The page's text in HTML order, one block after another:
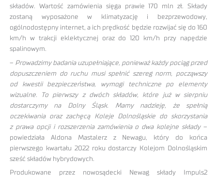
składów. Wartość zamówienia sięga prawie 170 mln zł. Składy
zostaną wyposażone w klimatyzację i bezprzewodowy,
ogólnodostępny internet, a ich prędkość będzie rozwijać się do 160
km/h w trakcji eklektycznej oraz do 120 km/h przy napędzie
spalinowym.
– Prowadzimy badania uzupełniające, ponieważ każdy pociąg przed
dopuszczeniem do ruchu musi spełnić szereg norm, począwszy
od kwestii bezpieczeństwa, wymogi techniczne po elementy
wizualne. To pierwszy z dwóch składów, które już w sierpniu
dostarczymy na Dolny Śląsk. Mamy nadzieję, że spełnią
oczekiwania oraz zachęcą Koleje Dolnośląskie do skorzystania
z prawa opcji i rozszerzenia zamówienia o dwa kolejne składy–
powiedziała Aldona Mastalerz z Newagu, który do końca
pierwszego kwartału 2022 roku dostarczy Kolejom Dolnośląskim
sześć składów hybrydowych.
Produkowane przez nowosądecki Newag składy Impuls2